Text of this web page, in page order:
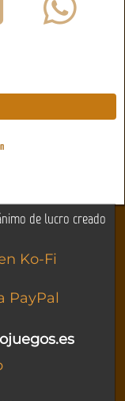
de lucro creado
Ko-Fi
PayPal